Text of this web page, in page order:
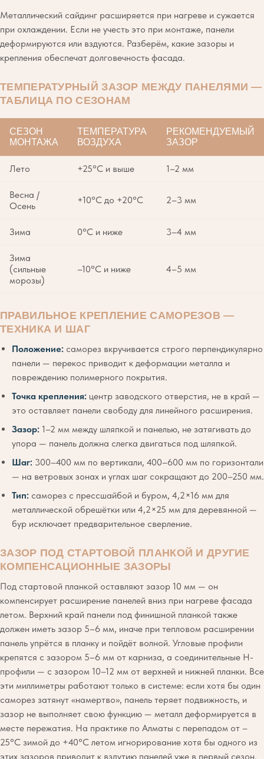
Металлический сайдинг расширяется при нагреве и сужается
при охлаждении. Если не учесть это при монтаже, панели
деформируются или вздуются. Разберём, какие зазоры и
крепления обеспечат долговечность фасада.
ТЕМПЕРАТУРНЫЙ ЗАЗОР МЕЖДУ ПАНЕЛЯМИ —
ТАБЛИЦА ПО СЕЗОНАМ
СЕЗОН
МОНТАЖА
ТЕМПЕРАТУРА
ВОЗДУХА
РЕКОМЕНДУЕМЫЙ
ЗАЗОР
Лето +25°C и выше 1–2 мм
Весна /
Осень
+10°C до +20°C 2–3 мм
Зима 0°C и ниже 3–4 мм
Зима
(сильные
морозы)
–10°C и ниже 4–5 мм
ПРАВИЛЬНОЕ КРЕПЛЕНИЕ САМОРЕЗОВ —
ТЕХНИКА И ШАГ
Положение: саморез вкручивается строго перпендикулярно
панели — перекос приводит к деформации металла и
повреждению полимерного покрытия.
Точка крепления: центр заводского отверстия, не в край —
это оставляет панели свободу для линейного расширения.
Зазор: 1–2 мм между шляпкой и панелью, не затягивать до
упора — панель должна слегка двигаться под шляпкой.
Шаг: 300–400 мм по вертикали, 400–600 мм по горизонтали
— на ветровых зонах и углах шаг сокращают до 200–250 мм.
Тип: саморез с прессшайбой и буром, 4,2×16 мм для
металлической обрешётки или 4,2×25 мм для деревянной —
бур исключает предварительное сверление.
ЗАЗОР ПОД СТАРТОВОЙ ПЛАНКОЙ И ДРУГИЕ
КОМПЕНСАЦИОННЫЕ ЗАЗОРЫ
Под стартовой планкой оставляют зазор 10 мм — он
компенсирует расширение панелей вниз при нагреве фасада
летом. Верхний край панели под финишной планкой также
должен иметь зазор 5–6 мм, иначе при тепловом расширении
панель упрётся в планку и пойдёт волной. Угловые профили
крепятся с зазором 5–6 мм от карниза, а соединительные H-
профили — с зазором 10–12 мм от верхней и нижней планки. Все
эти миллиметры работают только в системе: если хотя бы один
саморез затянут «намертво», панель теряет подвижность, и
зазор не выполняет свою функцию — металл деформируется в
месте пережатия. На практике по Алматы с перепадом от –
25°C зимой до +40°C летом игнорирование хотя бы одного из
этих зазоров приводит к вздутию панелей уже в первый сезон.